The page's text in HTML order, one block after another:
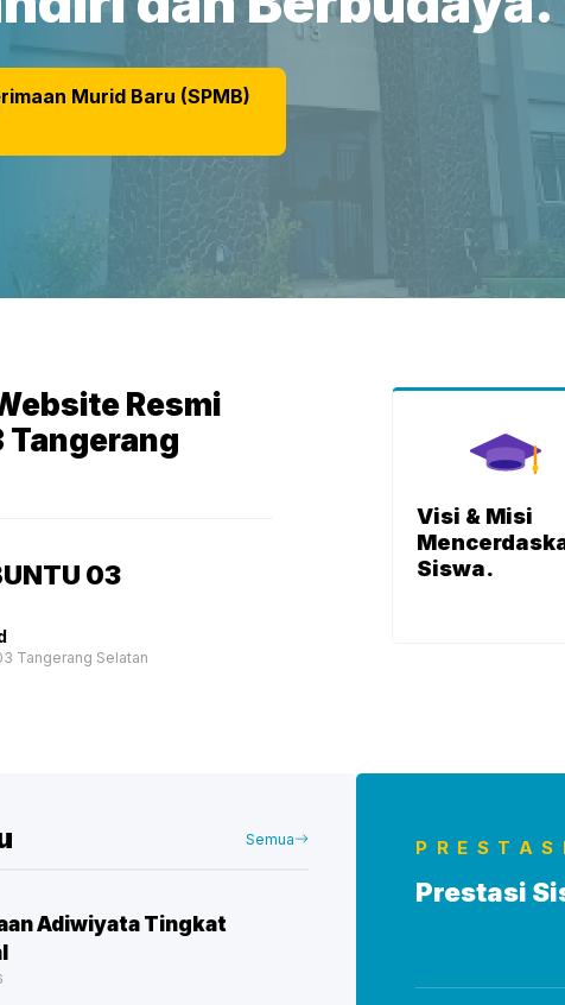
Murid Baru (SPMB)
Resmi
Tangerang
03
Tangerang Selatan
Visi & Misi
Siswa.
Semua
Adiwiyata Tingkat
Prestasi